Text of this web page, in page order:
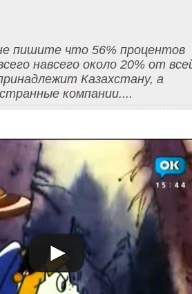
пишите что 56% процентов
навсего около 20% от
Казахстану, а
компании....